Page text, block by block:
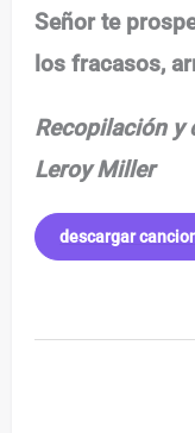
Señor te
los fracasos,
Recopilación y
Leroy Miller
descargar